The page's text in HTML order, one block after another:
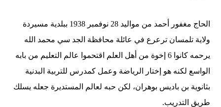
الحاج مغفور أحمد من مواليد 28 نوفمبر 1938 ببلدية مسيردة
ولاية تلمسان ترعرع في عائلة محافظة الجد سي محمد الله
يرحمه كانوا 6 إخوة من أهل العلم اقتحموا عالم التعليم من بابه
الواسع لكنه هو إختار الرياضة وعمل كمدرس للتربية البدنية
بثانوية بن باديس بوهران، لكن حبه لعالم المستديرة جعله يسلك
طريق التدريب.